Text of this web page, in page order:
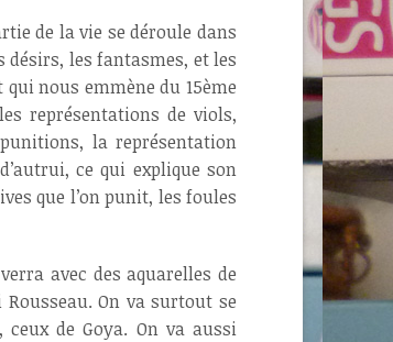
de la vie se déroule dans
désirs, les fantasmes, et les
nous emmène du 15ème
représentations de viols,
la représentation
ce qui explique son
que l’on punit, les foules
avec des aquarelles de
On va surtout se
de Goya. On va aussi